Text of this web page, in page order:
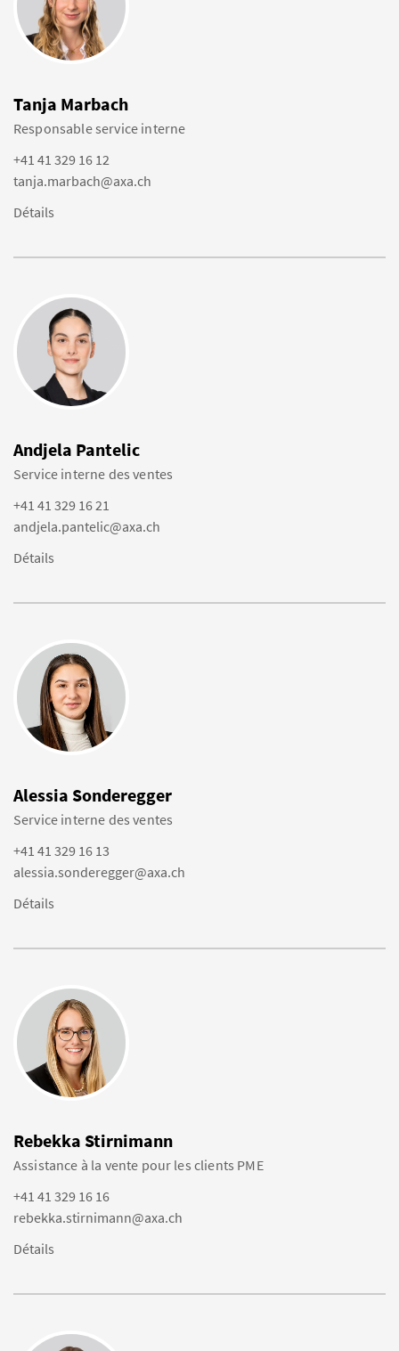
Tanja Marbach
Responsable service interne
+41 41 329 16 12
tanja.marbach@axa.ch
Détails
Andjela Pantelic
Service interne des ventes
+41 41 329 16 21
andjela.pantelic@axa.ch
Détails
Alessia Sonderegger
Service interne des ventes
+41 41 329 16 13
alessia.sonderegger@axa.ch
Détails
Rebekka Stirnimann
Assistance à la vente pour les clients PME
+41 41 329 16 16
rebekka.stirnimann@axa.ch
Détails